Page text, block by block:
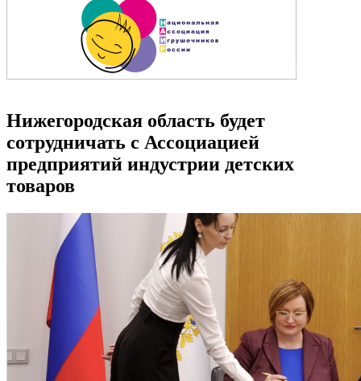
Нижегородская область будет
сотрудничать с Ассоциацией
предприятий индустрии детских
товаров